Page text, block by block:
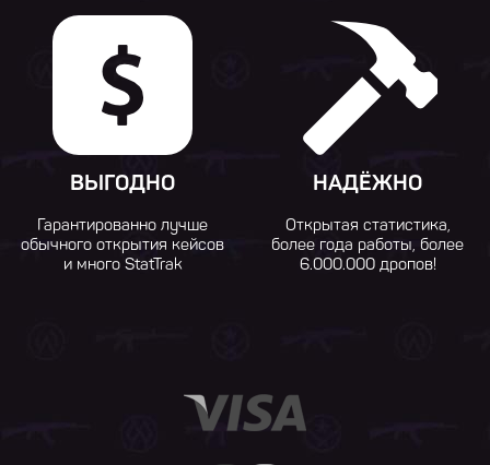
ВЫГОДНО
Гарантированно лучше
обычного открытия кейсов
и много StatTrak
НАДЁЖНО
Открытая статистика,
более года работы, более
6.000.000 дропов!